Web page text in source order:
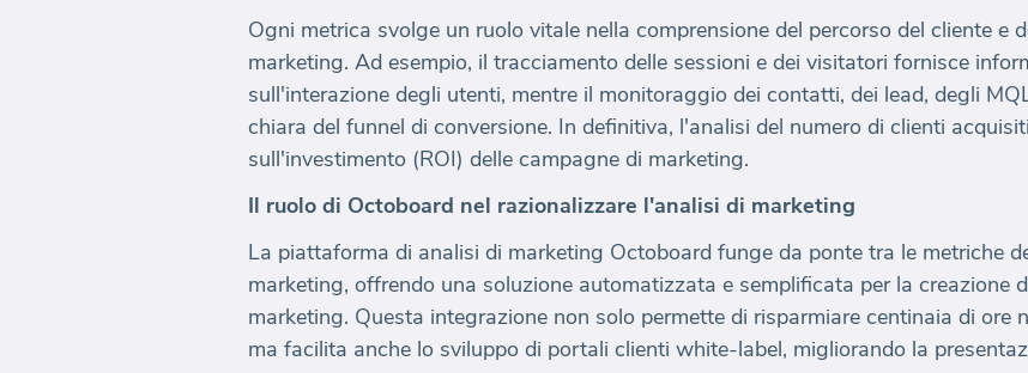
Ogni metrica svolge un ruolo vitale nella comprensione del percorso del cliente e
marketing. Ad esempio, il tracciamento delle sessioni e dei visitatori fornisce
sull'interazione degli utenti, mentre il monitoraggio dei contatti, dei lead, degli
chiara del funnel di conversione. In definitiva, l'analisi del numero di clienti
sull'investimento (ROI) delle campagne di marketing.
Il ruolo di Octoboard nel razionalizzare l'analisi di marketing
La piattaforma di analisi di marketing Octoboard funge da ponte tra le metriche
marketing, offrendo una soluzione automatizzata e semplificata per la creazione
marketing. Questa integrazione non solo permette di risparmiare centinaia di ore
ma facilita anche lo sviluppo di portali clienti white-label, migliorando la